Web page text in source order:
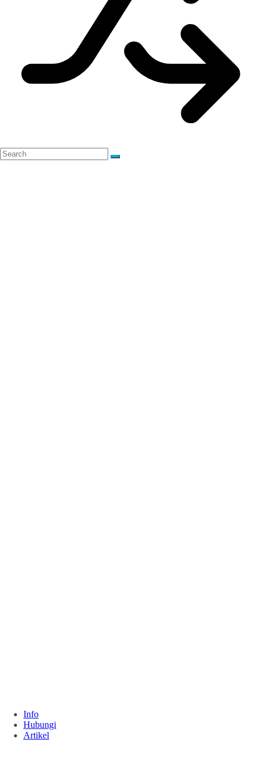
Info
Hubungi
Artikel